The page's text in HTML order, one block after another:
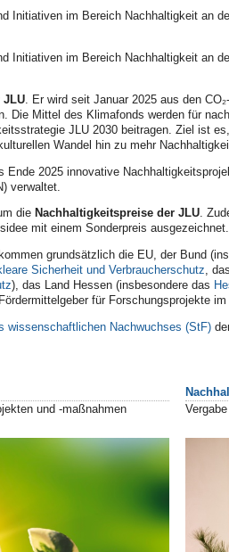
Initiativen im Bereich Nachhaltigkeit an
Initiativen im Bereich Nachhaltigkeit an
JLU . Er wird seit Januar 2025 aus den
Die Mittel des Klimafonds werden für
JLU 2030 beitragen. Ziel ist
Wandel hin zu mehr
Ende 2025 innovative
verwaltet.
die Nachhaltigkeitspreise der JLU.
mit einem Sonderpreis ausgezeichnet.
kommen grundsätzlich die EU, der Bund
Sicherheit und Verbraucherschutz, das
), das Land Hessen (insbesondere das
für Forschungsprojekte
wissenschaftlichen Nachwuchses (StF)
und -maßnahmen